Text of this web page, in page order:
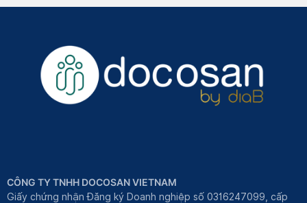
CÔNG TY TNHH DOCOSAN VIETNAM
Giấy chứng nhận Đăng ký Doanh nghiệp số 0316247099, cấp